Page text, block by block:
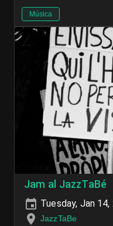
Música
Jam al JazzTaBé
Tuesday, Jan
JazzTaBe